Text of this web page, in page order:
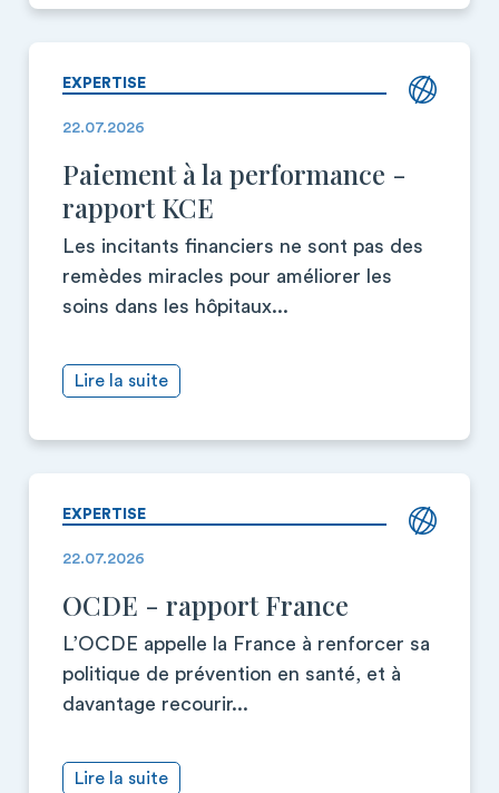
EXPERTISE
22.07.2026
Paiement à la performance -
rapport KCE
Les incitants financiers ne sont pas des
remèdes miracles pour améliorer les
soins dans les hôpitaux...
Lire la suite
EXPERTISE
22.07.2026
OCDE - rapport France
L’OCDE appelle la France à renforcer sa
politique de prévention en santé, et à
davantage recourir...
Lire la suite